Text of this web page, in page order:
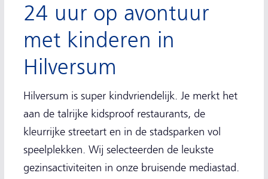
24 uur op avontuur
met kinderen in
Hilversum
Hilversum is super kindvriendelijk. Je merkt het
aan de talrijke kidsproof restaurants, de
kleurrijke streetart en in de stadsparken vol
speelplekken. Wij selecteerden de leukste
gezinsactiviteiten in onze bruisende mediastad.